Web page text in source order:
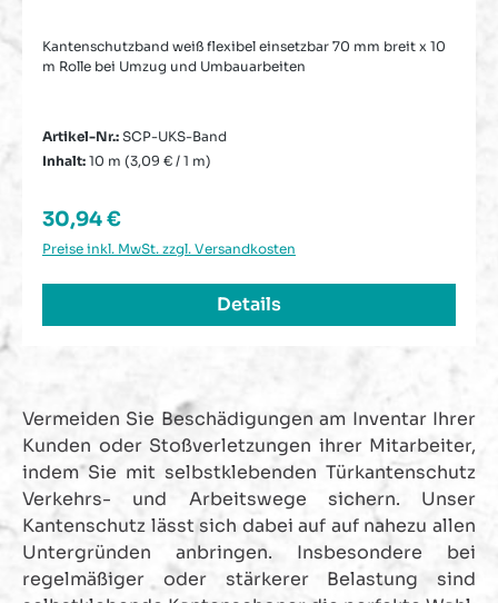
Kantenschutzband weiß flexibel einsetzbar 70 mm breit x 10
m Rolle bei Umzug und Umbauarbeiten
Artikel-Nr.: SCP-UKS-Band
Inhalt: 10 m (3,09 € / 1 m)
Regulärer Preis:
30,94 €
Preise inkl. MwSt. zzgl. Versandkosten
Details
Vermeiden Sie Beschädigungen am Inventar Ihrer
Kunden oder Stoßverletzungen ihrer Mitarbeiter,
indem Sie mit selbstklebenden Türkantenschutz
Verkehrs- und Arbeitswege sichern. Unser
Kantenschutz lässt sich dabei auf auf nahezu allen
Untergründen anbringen. Insbesondere bei
regelmäßiger oder stärkerer Belastung sind